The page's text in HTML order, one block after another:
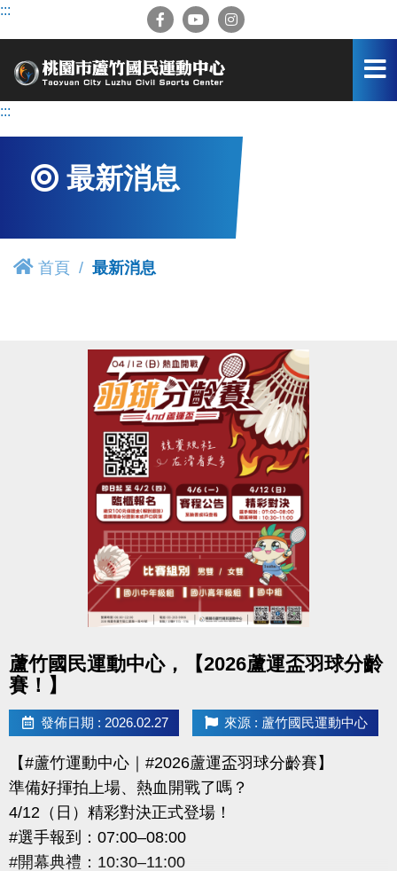
跳
容
:::
:::
最新消息
首頁 最新消息
蘆竹國民運動中心，【2026蘆運盃羽球分齡
賽！】
發佈日期 : 2026.02.27 來源 : 蘆竹國民運動中心
【#蘆竹運動中心｜#2026蘆運盃羽球分齡賽】
準備好揮拍上場、熱血開戰了嗎？
4/12（日）精彩對決正式登場！
#選手報到：07:00–08:00
#開幕典禮：10:30–11:00